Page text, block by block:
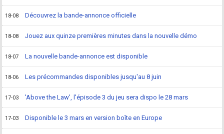
18-08 Découvrez la bande-annonce officielle
18-08 Jouez aux quinze premières minutes dans la nouvelle démo
18-07 La nouvelle bande-annonce est disponible
18-06 Les précommandes disponibles jusqu'au 8 juin
17-03 'Above the Law', l'épisode 3 du jeu sera dispo le 28 mars
17-03 Disponible le 3 mars en version boîte en Europe